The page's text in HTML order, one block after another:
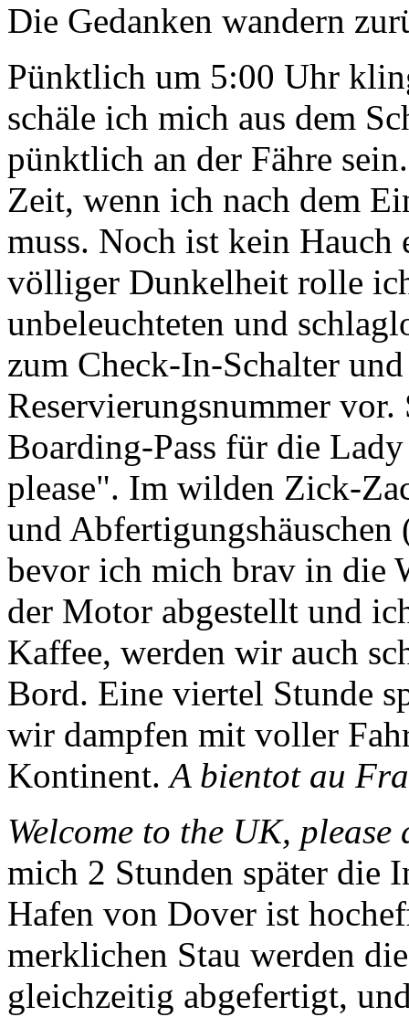
Die Gedanken wandern
Pünktlich um 5:00 Uhr
schäle ich mich aus dem
pünktlich an der Fähre
Zeit, wenn ich nach dem
muss. Noch ist kein Hauch
völliger Dunkelheit rolle
unbeleuchteten und
zum Check-In-Schalter
Reservierungsnummer
Boarding-Pass für die Lady
please". Im wilden Zick-
und
bevor ich mich brav in die
der Motor abgestellt und
Kaffee, werden wir auch
Bord. Eine viertel Stunde
wir dampfen mit voller
Kontinent.A bientot au
Welcome to the UK,
mich 2 Stunden später die
Hafen von Dover ist
merklichen Stau werden
gleichzeitig abgefertigt,